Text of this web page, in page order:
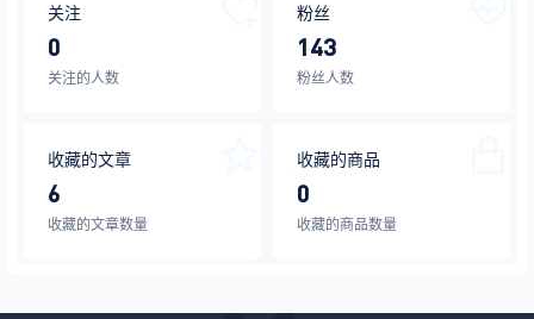
关注
0
关注的人数
粉丝
143
粉丝人数
收藏的文章
6
收藏的文章数量
收藏的商品
0
收藏的商品数量